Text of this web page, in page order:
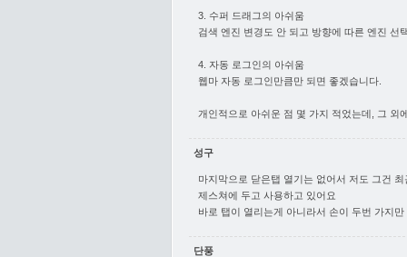
3. 수퍼 드래그의 아쉬움
검색 엔진 변경도 안 되고 방향에 따른 엔진 선
4. 자동 로그인의 아쉬움
웹마 자동 로그인만큼만 되면 좋겠습니다.
개인적으로 아쉬운 점 몇 가지 적었는데, 그 외
성구
마지막으로 닫은탭 열기는 없어서 저도 그건
제스쳐에 두고 사용하고 있어요
바로 탭이 열리는게 아니라서 손이 두번 가지
단풍